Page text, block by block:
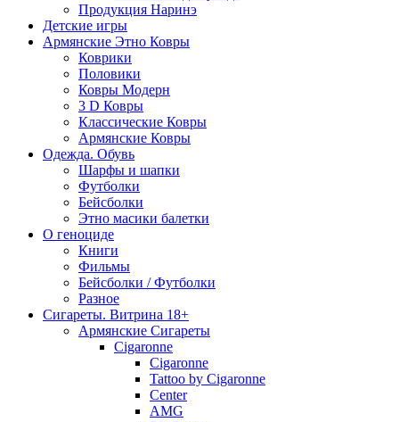
Продукция Наринэ
Детские игры
Армянские Этно Ковры
Коврики
Половики
Ковры Модерн
3 D Ковры
Классические Ковры
Армянские Ковры
Одежда. Обувь
Шарфы и шапки
Футболки
Бейсболки
Этно масики балетки
О геноциде
Книги
Фильмы
Бейсболки / Футболки
Разное
Сигареты. Витрина 18+
Армянские Сигареты
Cigaronne
Cigaronne
Tattoo by Cigaronne
Center
AMG